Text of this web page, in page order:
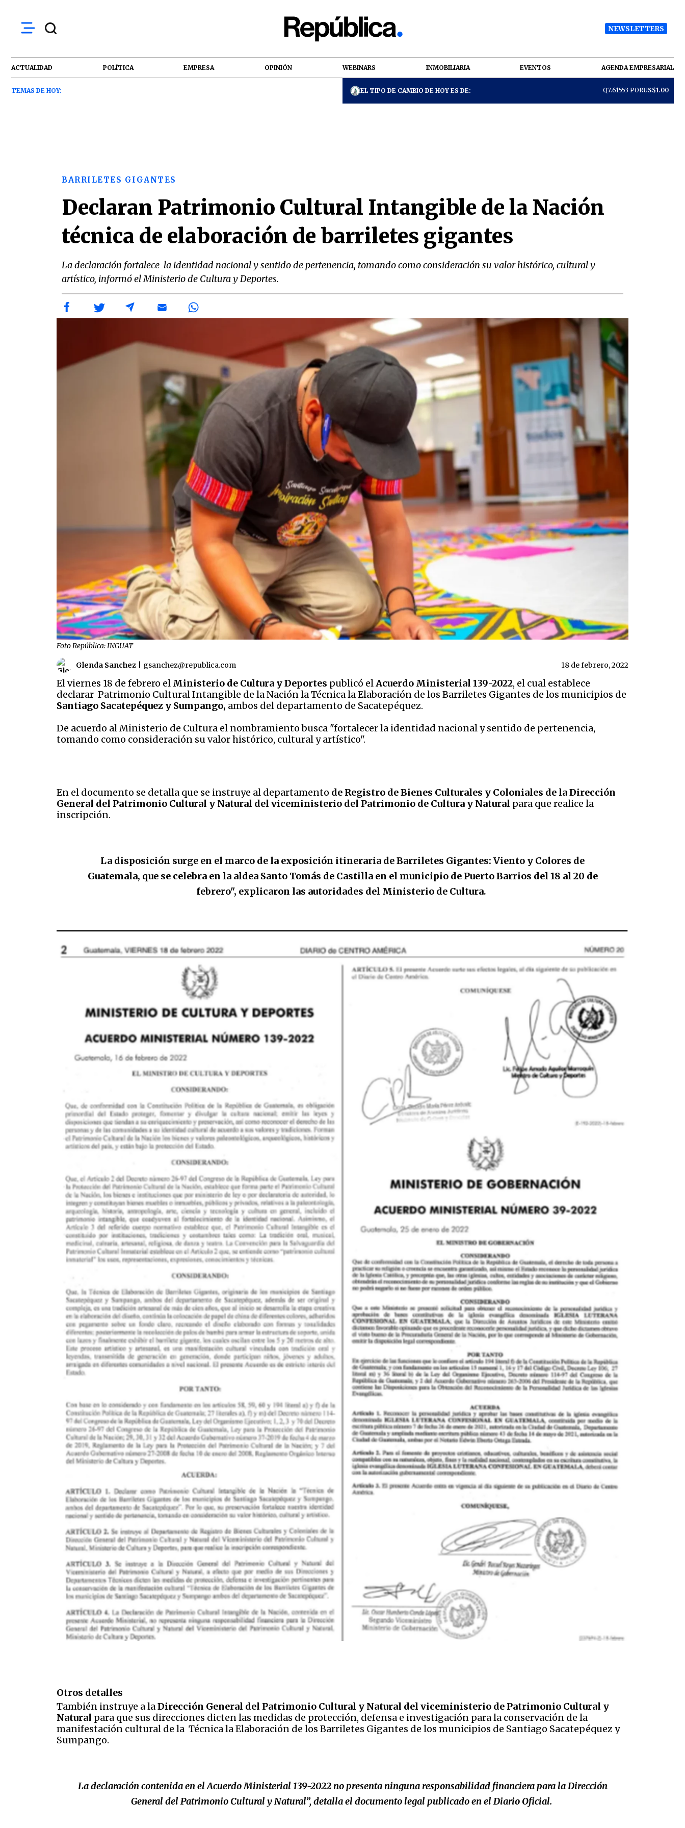
NEWSLETTERS
ACTUALIDAD POLÍTICA EMPRESA OPINIÓN WEBINARS INMOBILIARIA EVENTOS AGENDA EMPRESARIAL
TEMAS DE HOY: EL TIPO DE CAMBIO DE HOY ES DE: Q7.61553 PORUS$1.00
BARRILETES GIGANTES
Declaran Patrimonio Cultural Intangible de la Nación
técnica de elaboración de barriletes gigantes
La declaración fortalece la identidad nacional y sentido de pertenencia, tomando como consideración su valor histórico, cultural y
artístico, informó el Ministerio de Cultura y Deportes.
Foto República: INGUAT
Glenda Sanchez gsanchez@republica.com 18 de febrero, 2022
El viernes 18 de febrero el Ministerio de Cultura y Deportes publicó elAcuerdo Ministerial 139-2022, el cual establece
declarar Patrimonio Cultural Intangible de la Nación la Técnica la Elaboración de los Barriletes Gigantes de los municipios de
Santiago Sacatepéquez y Sumpango, ambos del departamento de Sacatepéquez.
De acuerdo al Ministerio de Cultura el nombramiento busca "fortalecer la identidad nacional y sentido de pertenencia,
tomando como consideración su valor histórico, cultural y artístico".
En el documento se detalla que se instruye al departamento de Registro de Bienes Culturales y Coloniales de la Dirección
General del Patrimonio Cultural y Natural del viceministerio del Patrimonio de Cultura y Natural para que realice la
inscripción.
La disposición surge en el marco de la exposición itineraria de Barriletes Gigantes: Viento y Colores de
Guatemala, que se celebra en la aldea Santo Tomás de Castilla en el municipio de Puerto Barrios del 18 al 20 de
febrero", explicaron las autoridades del Ministerio de Cultura.
Otros detalles
También instruye a laDirección General del Patrimonio Cultural y Natural del viceministerio de Patrimonio Cultural y
Natural para que sus direcciones dicten las medidas de protección, defensa e investigación para la conservación de la
manifestación cultural de la Técnica la Elaboración de los Barriletes Gigantes de los municipios de Santiago Sacatepéquez y
Sumpango.
La declaración contenida en el Acuerdo Ministerial 139-2022 no presenta ninguna responsabilidad financiera para la Dirección
General del Patrimonio Cultural y Natural”, detalla el documento legal publicado en el Diario Oficial.